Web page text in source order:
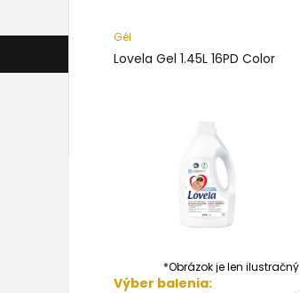
Gél
Lovela Gel 1.45L 16PD Color
*Obrázok je len ilustračný
Výber balenia: